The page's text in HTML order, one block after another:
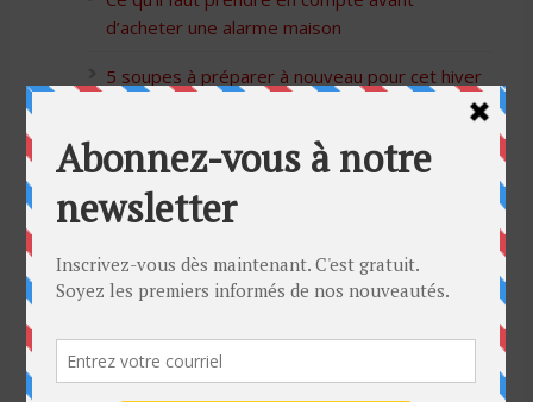
d’acheter une alarme maison
5 soupes à préparer à nouveau pour cet hiver
5 idées cadeaux Moulinex pour votre mère
pour l’Action de Grâce
Blague de café: Une femme infidèle trompe
son mari
Listes des Sites de Rencontre